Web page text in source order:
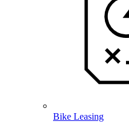
Bike Leasing